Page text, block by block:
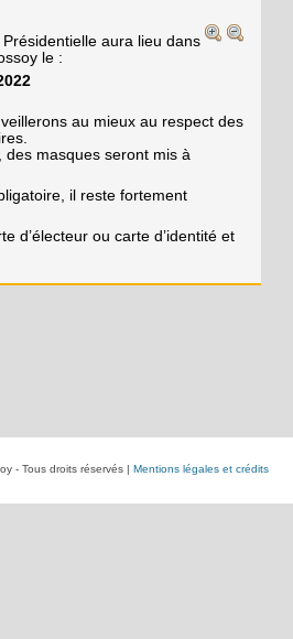
aura lieu dans
le :
au mieux au respect des
des masques seront mis à
il reste fortement
d’électeur ou carte d’identité et
- Tous droits réservés | Mentions légales et crédits